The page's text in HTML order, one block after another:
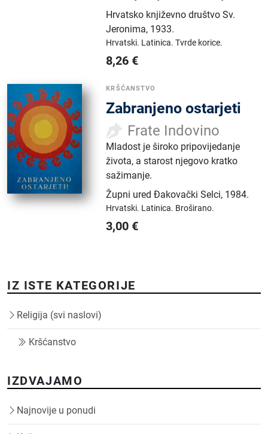
Hrvatsko književno društvo Sv.
Jeronima, 1933.
Hrvatski. Latinica.Tvrde korice.
8,26 €
KRŠĆANSTVO
Zabranjeno ostarjeti
Frate Indovino
Mladost je široko pripovijedanje
života, a starost njegovo kratko
sažimanje.
Župni ured Đakovački Selci, 1984.
Hrvatski. Latinica. Broširano.
3,00 €
IZ ISTE KATEGORIJE
Religija (svi naslovi)
Kršćanstvo
IZDVAJAMO
Najnovije u ponudi